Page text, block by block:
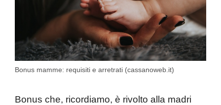
Bonus mamme: requisiti e arretrati (cassanoweb.it)
Bonus che, ricordiamo, è rivolto alla madri